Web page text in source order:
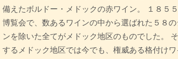
備えたボルドー・メドックの赤ワイン。 １８５
博覧会で、数あるワインの中から選ばれた５８
ンを除いた全てがメドック地区のものでした。
するメドック地区では今でも、権威ある格付け